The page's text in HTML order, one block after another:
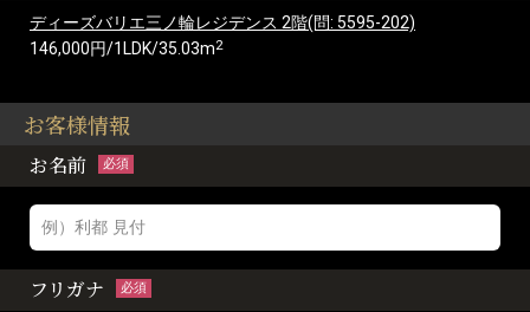
ディーズバリエ三ノ輪レジデンス 2階(問: 5595-202)
146,000円/1LDK/35.03m2
お客様情報
お名前 必須
フリガナ 必須